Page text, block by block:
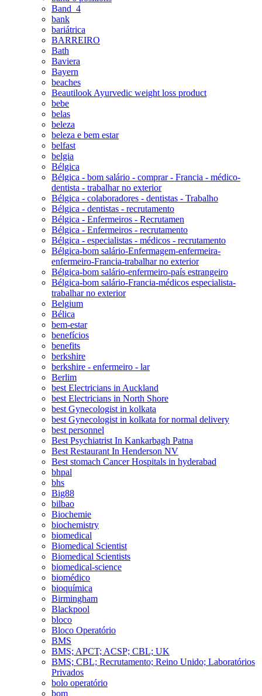
Band_4
bank
bariátrica
BARREIRO
Bath
Baviera
Bayern
beaches
Beautilook Ayurvedic weight loss product
bebe
belas
beleza
beleza e bem estar
belfast
belgia
Bélgica
Bélgica - bom salário - comprar - Francia - médico-
dentista - trabalhar no exterior
Bélgica - colaboradores - dentistas - Trabalho
Bélgica - dentistas - recrutamento
Bélgica - Enfermeiros - Recrutamen
Bélgica - Enfermeiros - recrutamento
Bélgica - especialistas - médicos - recrutamento
Bélgica-bom salário-Enfermagem-enfermeira-
enfermeiro-Francia-trabalhar no exterior
Bélgica-bom salário-enfermeiro-país estrangeiro
Bélgica-bom salário-Francia-médicos especialista-
trabalhar no exterior
Belgium
Bélica
bem-estar
benefícios
benefits
berkshire
berkshire - enfermeiro - lar
Berlim
best Electricians in Auckland
best Electricians in North Shore
best Gynecologist in kolkata
best Gynecologist in kolkata for normal delivery
best personnel
Best Psychiatrist In Kankarbagh Patna
Best Restaurant In Henderson NV
Best stomach Cancer Hospitals in hyderabad
bhpal
bhs
Big88
bilbao
Biochemie
biochemistry
biomedical
Biomedical Scientist
Biomedical Scientists
biomedical-science
biomédico
bioquímica
Birmingham
Blackpool
bloco
Bloco Operatório
BMS
BMS; APCT; ACSP; CBL; UK
BMS; CBL; Recrutamento; Reino Unido; Laboratórios
Privados
bolo operatório
bom